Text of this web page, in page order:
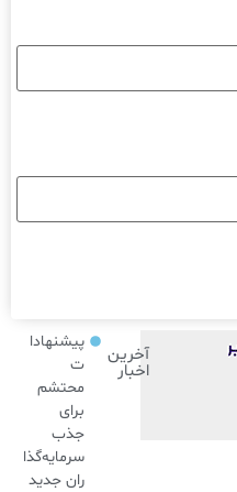
آخرین
اخبار
پیشنهادا
ت
محتشم
برای
جذب
سرمایه‌گذا
ران جدید